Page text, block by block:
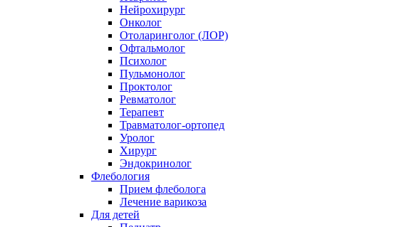
Нейрохирург
Онколог
Отоларинголог (ЛОР)
Офтальмолог
Психолог
Пульмонолог
Проктолог
Ревматолог
Терапевт
Травматолог-ортопед
Уролог
Хирург
Эндокринолог
Флебология
Прием флеболога
Лечение варикоза
Для детей